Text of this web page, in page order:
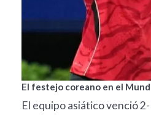
El festejo coreano en el
El equipo asiático venció